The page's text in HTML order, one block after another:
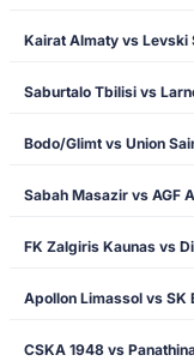
Kairat Almaty vs Levski
Saburtalo Tbilisi vs
Bodo/Glimt vs Union
Sabah Masazir vs AGF
FK Zalgiris Kaunas vs
Apollon Limassol vs SK
CSKA 1948 vs